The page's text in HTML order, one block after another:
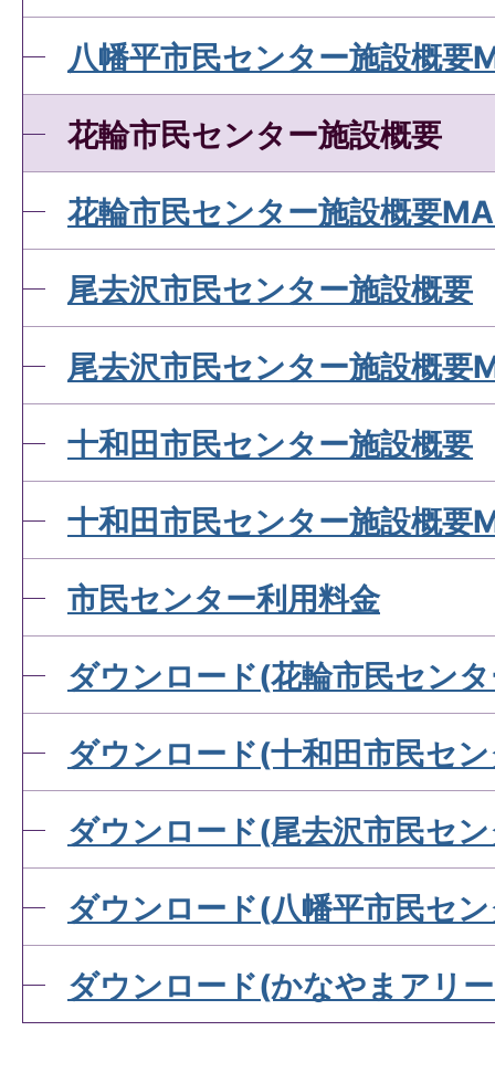
八幡平市民センター施設概要
花輪市民センター施設概要
花輪市民センター施設概要
尾去沢市民センター施設概要
尾去沢市民センター施設概要
十和田市民センター施設概要
十和田市民センター施設概要
市民センター利用料金
ダウンロード(花輪市民セン
ダウンロード(十和田市民セ
ダウンロード(尾去沢市民セ
ダウンロード(八幡平市民セ
ダウンロード(かなやまアリ